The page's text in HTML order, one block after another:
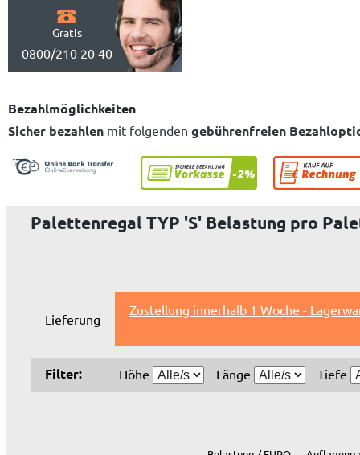
Gratis
0800/210 20 40
Bezahlmöglichkeiten
Sicher bezahlen mit folgenden gebührenfreien
Palettenregal TYP 'S' Belastung pro
Lieferung
Zustellung innerhalb 1 Woche -
Filter: Höhe Länge Tiefe